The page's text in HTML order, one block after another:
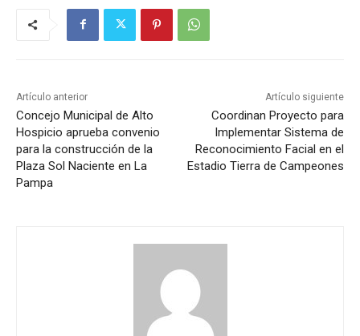
Artículo anterior
Concejo Municipal de Alto
Hospicio aprueba convenio
para la construcción de la
Plaza Sol Naciente en La
Pampa
Artículo siguiente
Coordinan Proyecto para
Implementar Sistema de
Reconocimiento Facial en el
Estadio Tierra de Campeones